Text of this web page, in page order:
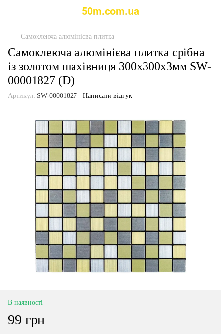
Самоклеюча алюмінієва плитка
Самоклеюча алюмінієва плитка срібна
із золотом шахівниця 300х300х3мм SW-
00001827 (D)
Артикул: SW-00001827 Написати відгук
В наявності
99 грн